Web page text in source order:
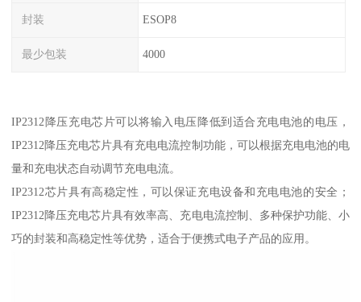
封装 ESOP8
最少包装 4000
IP2312降压充电芯片可以将输入电压降低到适合充电电池的电压，
IP2312降压充电芯片具有充电电流控制功能，可以根据充电电池的电
量和充电状态自动调节充电电流。
IP2312芯片具有高稳定性，可以保证充电设备和充电电池的安全；
IP2312降压充电芯片具有效率高、充电电流控制、多种保护功能、小
巧的封装和高稳定性等优势，适合于便携式电子产品的应用。